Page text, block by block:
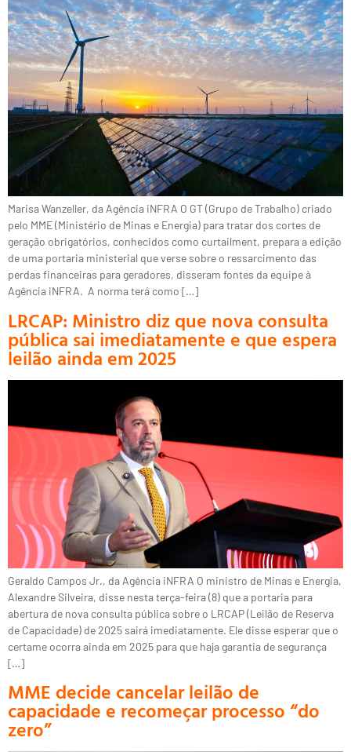
Marisa Wanzeller, da Agência iNFRA O GT (Grupo de Trabalho) criado
pelo MME (Ministério de Minas e Energia) para tratar dos cortes de
geração obrigatórios, conhecidos como curtailment, prepara a edição
de uma portaria ministerial que verse sobre o ressarcimento das
perdas financeiras para geradores, disseram fontes da equipe à
Agência iNFRA. A norma terá como […]
LRCAP: Ministro diz que nova consulta
pública sai imediatamente e que espera
leilão ainda em 2025
Geraldo Campos Jr., da Agência iNFRA O ministro de Minas e Energia,
Alexandre Silveira, disse nesta terça-feira (8) que a portaria para
abertura de nova consulta pública sobre o LRCAP (Leilão de Reserva
de Capacidade) de 2025 sairá imediatamente. Ele disse esperar que o
certame ocorra ainda em 2025 para que haja garantia de segurança
[…]
MME decide cancelar leilão de
capacidade e recomeçar processo “do
zero”